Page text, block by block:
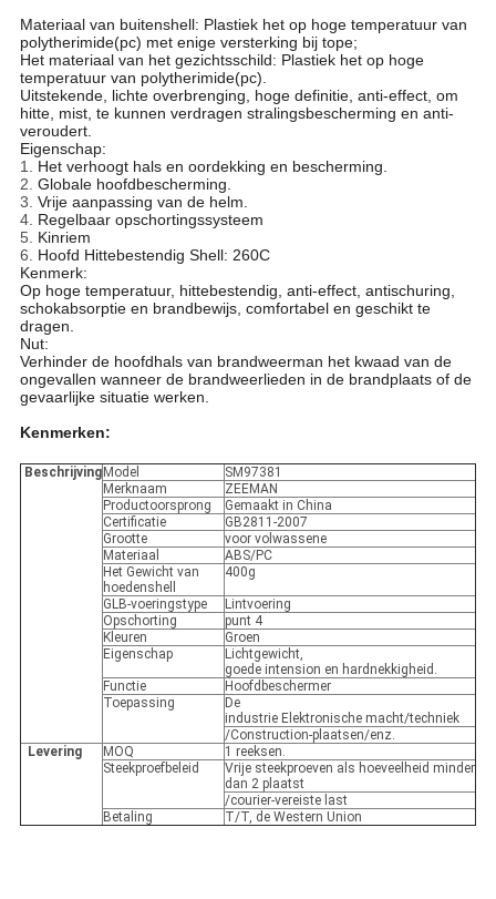
Materiaal van buitenshell: Plastiek het op hoge temperatuur van
polytherimide(pc) met enige versterking bij tope;
Het materiaal van het gezichtsschild: Plastiek het op hoge
temperatuur van polytherimide(pc).
Uitstekende, lichte overbrenging, hoge definitie, anti-effect, om
hitte, mist, te kunnen verdragen stralingsbescherming en anti-
veroudert.
Eigenschap:
1. Het verhoogt hals en oordekking en bescherming.
2. Globale hoofdbescherming.
3. Vrije aanpassing van de helm.
4. Regelbaar opschortingssysteem
5. Kinriem
6. Hoofd Hittebestendig Shell: 260C
Kenmerk:
Op hoge temperatuur, hittebestendig, anti-effect, antischuring,
schokabsorptie en brandbewijs, comfortabel en geschikt te
dragen.
Nut:
Verhinder de hoofdhals van brandweerman het kwaad van de
ongevallen wanneer de brandweerlieden in de brandplaats of de
gevaarlijke situatie werken.
Kenmerken:
Beschrijving Model
SM97381
Merknaam
ZEEMAN
Productoorsprong
Gemaakt in China
Certificatie
GB2811-2007
Grootte
voor volwassene
Materiaal
ABS/PC
Het Gewicht van
hoedenshell
400g
GLB-voeringstype
Lintvoering
Opschorting
punt 4
Kleuren
Groen
Eigenschap
Lichtgewicht,
goede intension en hardnekkigheid.
Functie
Hoofdbeschermer
Toepassing
De
industrie Elektronische macht/techniek
/Construction-plaatsen/enz.
Levering
MOQ
1 reeksen.
Steekproefbeleid
Vrije steekproeven als hoeveelheid minder
dan 2 plaatst
/courier-vereiste last
Betaling
T/T, de Western Union